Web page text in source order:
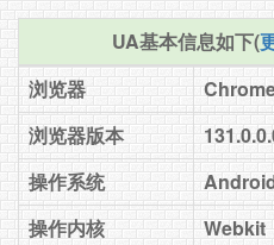
UA基本信息如下(
浏览器
浏览器版本
操作系统
操作内核
Webkit